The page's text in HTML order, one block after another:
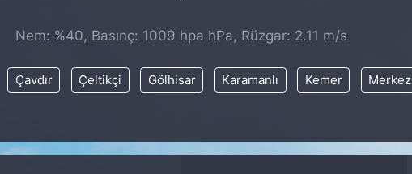
Nem: %40, Basınç: 1009 hpa hPa, Rüzgar: 2.11 m/s
Çavdır Çeltikçi Gölhisar Karamanlı Kemer Merkez